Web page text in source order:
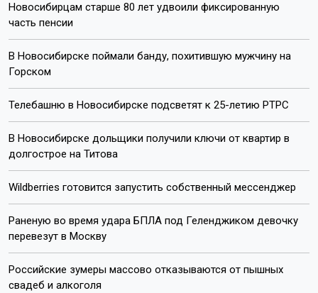
Новосибирцам старше 80 лет удвоили фиксированную
часть пенсии
В Новосибирске поймали банду, похитившую мужчину на
Горском
Телебашню в Новосибирске подсветят к 25-летию РТРС
В Новосибирске дольщики получили ключи от квартир в
долгострое на Титова
Wildberries готовится запустить собственный мессенджер
Раненую во время удара БПЛА под Геленджиком девочку
перевезут в Москву
Российские зумеры массово отказываются от пышных
свадеб и алкоголя